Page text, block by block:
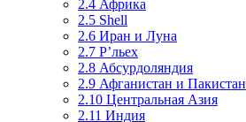
2.4 Африка
2.5 Shell
2.6 Иран и Луна
2.7 Р’льех
2.8 Абсурдоляндия
2.9 Афганистан и Пакистан
2.10 Центральная Азия
2.11 Индия